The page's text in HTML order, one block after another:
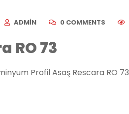
ADMIN 0 COMMENTS
RO 73
Profil Asaş Rescara RO 73